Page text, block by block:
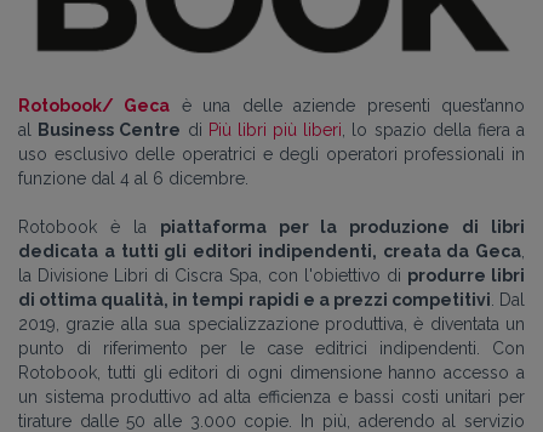
Rotobook/ Geca
è una delle aziende presenti quest’anno
al Business Centre di Più libri più liberi , lo spazio della fiera a
uso esclusivo delle operatrici e degli operatori professionali in
funzione dal 4 al 6 dicembre.
Rotobook è la piattaforma per la produzione di libri
dedicata a tutti gli editori indipendenti, creata da Geca
la Divisione Libri di Ciscra Spa, con l'obiettivo di produrre libri
di ottima qualità, in tempi rapidi e a prezzi competitivi Dal
2019,
grazie alla sua specializzazione produttiva, è diventata un
punto di riferimento per le case editrici indipendenti. Con
Rotobook, tutti gli editori di ogni dimensione hanno accesso a
un sistema produttivo ad alta efficienza e bassi costi unitari per
tirature dalle 50 alle 3.000 copie. In più, aderendo al servizio